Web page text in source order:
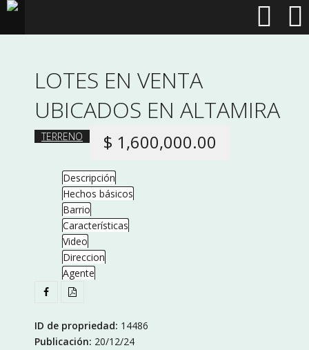
LOTES EN VENTA
UBICADOS EN ALTAMIRA
TERRENO $ 1,600,000.00
Descripción
Hechos básicos
Barrio
Características
Video
Direccion
Agente
ID de propriedad: 14486
Publicación: 20/12/24